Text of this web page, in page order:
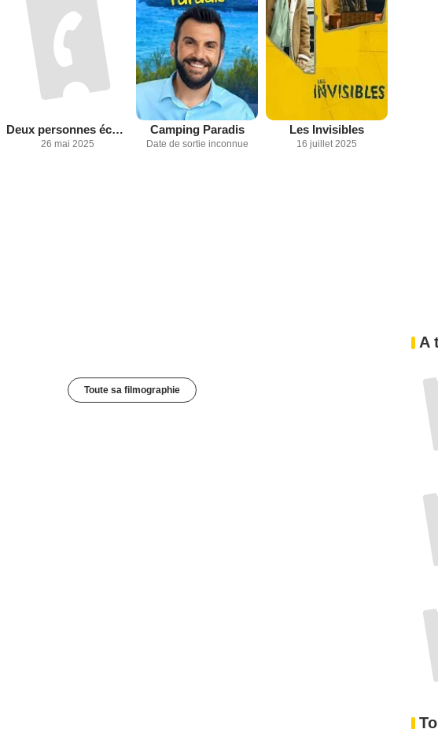
Deux personnes échangeant de la salive (court métrage)
26 mai 2025
Camping Paradis
Date de sortie inconnue
Les Invisibles
16 juillet 2025
Toute sa filmographie
A